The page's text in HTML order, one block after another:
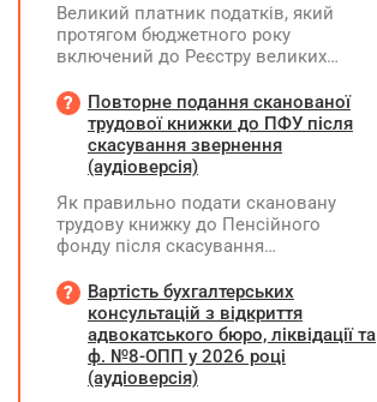
Великий платник податків, який
протягом бюджетного року
включений до Реєстру великих
за місцем попереднього обліку, а
Податковий розрахунок подає за
новим (основним) місцем обліку
Повторне подання сканованої
трудової книжки до ПФУ після
скасування звернення
(аудіоверсія)
Як правильно подати скановану
трудову книжку до Пенсійного
фонду після скасування
відсутність підпису на титульній
сторінці — надсилати лише
виправлену сторінку чи всю трудову
книжку заново?
Вартість бухгалтерських
консультацій з відкриття
адвокатського бюро, ліквідації та
ф. №8-ОПП у 2026 році
(аудіоверсія)